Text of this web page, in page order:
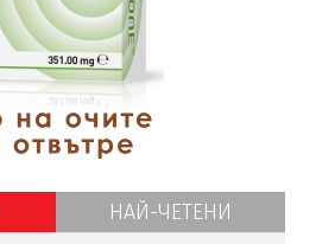
НАЙ-ЧЕТЕНИ